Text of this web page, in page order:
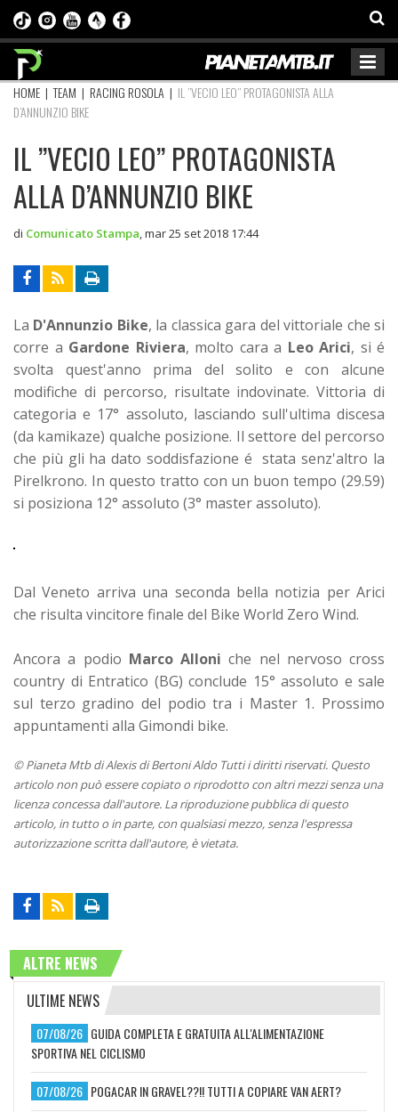
HOME |TEAM | RACING ROSOLA | IL ’’VECIO LEO’’ PROTAGONISTA ALLA
D’ANNUNZIO BIKE
IL ’’VECIO LEO’’ PROTAGONISTA
ALLA D’ANNUNZIO BIKE
di Comunicato Stampa mar 25 set 2018 17:44
La D'Annunzio Bike, la classica gara del vittoriale che si
corre a Gardone Riviera, molto cara a Leo Arici, si é
svolta quest'anno prima del solito e con alcune
modifiche di percorso, risultate indovinate. Vittoria di
categoria e 17° assoluto, lasciando sull'ultima discesa
(da kamikaze) qualche posizione. Il settore del percorso
che più gli ha dato soddisfazione é stata senz'altro la
Pirelkrono. In questo tratto con un buon tempo (29.59)
si posiziona 12° assoluto (3° master assoluto).
Dal Veneto arriva una seconda bella notizia per Arici
che risulta vincitore finale del Bike World Zero Wind.
Ancora a podio Marco Alloni che nel nervoso cross
country di Entratico (BG) conclude 15° assoluto e sale
sul terzo gradino del podio tra i Master 1. Prossimo
appuntamenti alla Gimondi bike.
© Pianeta Mtb di Alexis di Bertoni Aldo Tutti i diritti riservati. Questo
articolo non può essere copiato o riprodotto con altri mezzi senza una
licenza concessa dall'autore. La riproduzione pubblica di questo
articolo, in tutto o in parte, con qualsiasi mezzo, senza l'espressa
autorizzazione scritta dall'autore, è vietata.
ALTRE NEWS
ULTIME NEWS
07/08/26 GUIDA COMPLETA E GRATUITA ALL'ALIMENTAZIONE
SPORTIVA NEL CICLISMO
07/08/26 POGACAR IN GRAVEL??!! TUTTI A COPIARE VAN AERT?